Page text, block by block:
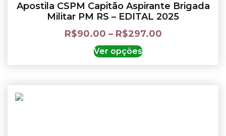
Apostila CSPM Capitão Aspirante Brigada
Militar PM RS – EDITAL 2025
R$90.00 – R$297.00
Ver opções